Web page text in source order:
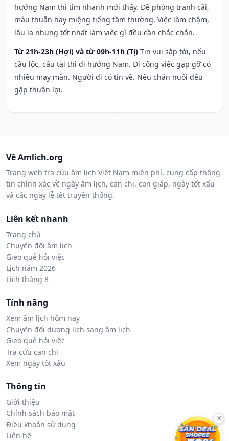
hướng Nam thì tìm nhanh mới thấy. Đề phòng tranh cãi,
mâu thuẫn hay miệng tiếng tầm thường. Việc làm chậm,
lâu la nhưng tốt nhất làm việc gì đều cần chắc chắn.
Từ 21h-23h (Hợi) và từ 09h-11h (Tị) Tin vui sắp tới, nếu
cầu lộc, cầu tài thì đi hướng Nam. Đi công việc gặp gỡ có
nhiều may mắn. Người đi có tin về. Nếu chăn nuôi đều
gặp thuận lợi.
Về Amlich.org
Trang web tra cứu âm lịch Việt Nam miễn phí, cung cấp thông
tin chính xác về ngày âm lịch, can chi, con giáp, ngày tốt xấu
và các ngày lễ tết truyền thống.
Liên kết nhanh
Trang chủ
Chuyển đổi âm lịch
Gieo quẻ hỏi việc
Lịch năm 2026
Lịch tháng 8
Tính năng
Xem âm lịch hôm nay
Chuyển đổi dương lịch sang âm lịch
Gieo quẻ hỏi việc
Tra cứu can chi
Xem ngày tốt xấu
Thông tin
Giới thiệu
Chính sách bảo mật
Điều khoản sử dụng
Liên hệ
×